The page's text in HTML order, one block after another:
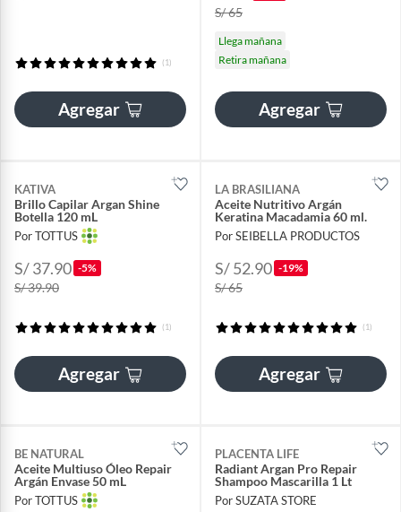
(1)
Agregar
S/ 65
Llega mañana
Retira mañana
Agregar
KATIVA
Brillo Capilar Argan Shine
Botella 120 mL
Por TOTTUS
S/ 37.90 -5%
S/ 39.90
(1)
Agregar
LA BRASILIANA
Aceite Nutritivo Argán
Keratina Macadamia 60 ml.
Por SEIBELLA PRODUCTOS
S/ 52.90 -19%
S/ 65
(1)
Agregar
BE NATURAL
Aceite Multiuso Óleo Repair
Argán Envase 50 mL
Por TOTTUS
PLACENTA LIFE
Radiant Argan Pro Repair
Shampoo Mascarilla 1 Lt
Por SUZATA STORE